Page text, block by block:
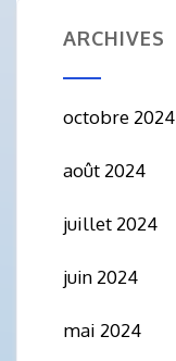
ARCHIVES
octobre 2024
août 2024
juillet 2024
juin 2024
mai 2024